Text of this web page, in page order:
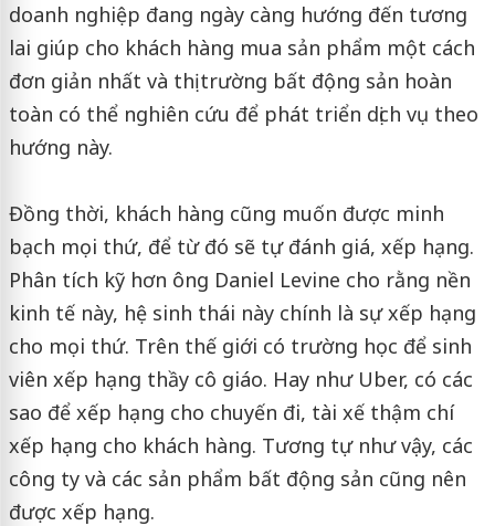
doanh nghiệp đang ngày càng hướng đến tương
lai giúp cho khách hàng mua sản phẩm một cách
đơn giản nhất và thị trường bất động sản hoàn
toàn có thể nghiên cứu để phát triển dịch vụ theo
hướng này.
Đồng thời, khách hàng cũng muốn được minh
bạch mọi thứ, để từ đó sẽ tự đánh giá, xếp hạng.
Phân tích kỹ hơn ông Daniel Levine cho rằng nền
kinh tế này, hệ sinh thái này chính là sự xếp hạng
cho mọi thứ. Trên thế giới có trường học để sinh
viên xếp hạng thầy cô giáo. Hay như Uber, có các
sao để xếp hạng cho chuyến đi, tài xế thậm chí
xếp hạng cho khách hàng. Tương tự như vậy, các
công ty và các sản phẩm bất động sản cũng nên
được xếp hạng.